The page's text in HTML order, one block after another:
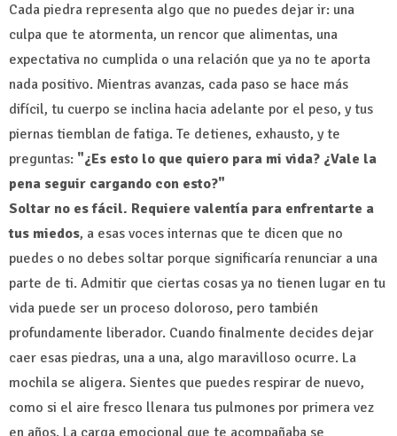
Cada piedra representa algo que no puedes dejar ir: una
culpa que te atormenta, un rencor que alimentas, una
expectativa no cumplida o una relación que ya no te aporta
nada positivo. Mientras avanzas, cada paso se hace más
difícil, tu cuerpo se inclina hacia adelante por el peso, y tus
piernas tiemblan de fatiga. Te detienes, exhausto, y te
preguntas: "¿Es esto lo que quiero para mi vida? ¿Vale la
pena seguir cargando con esto?"
Soltar no es fácil. Requiere valentía para enfrentarte a
tus miedos, a esas voces internas que te dicen que no
puedes o no debes soltar porque significaría renunciar a una
parte de ti. Admitir que ciertas cosas ya no tienen lugar en tu
vida puede ser un proceso doloroso, pero también
profundamente liberador. Cuando finalmente decides dejar
caer esas piedras, una a una, algo maravilloso ocurre. La
mochila se aligera. Sientes que puedes respirar de nuevo,
como si el aire fresco llenara tus pulmones por primera vez